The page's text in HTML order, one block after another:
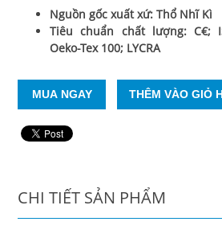
Nguồn gốc xuất xứ: Thổ Nhĩ Kì
Tiêu chuẩn chất lượng: C€;
Oeko-Tex 100; LYCRA
CHI TIẾT SẢN PHẨM